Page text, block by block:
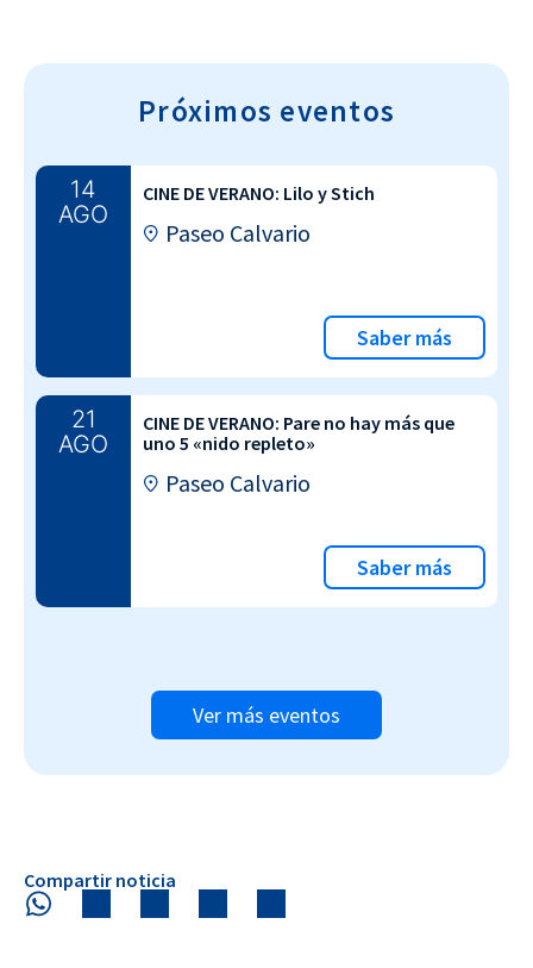
Próximos eventos
14
AGO
CINE DE VERANO: Lilo y Stich
Paseo Calvario
Saber más
21
AGO
CINE DE VERANO: Pare no hay más que
uno 5 «nido repleto»
Paseo Calvario
Saber más
Ver más eventos
Compartir noticia